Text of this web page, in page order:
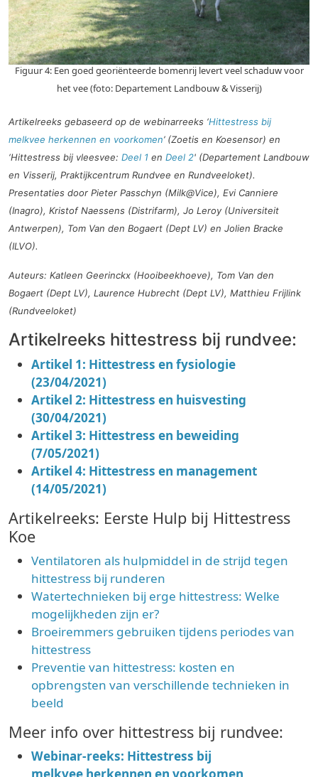
Figuur 4: Een goed georiënteerde bomenrij levert veel schaduw voor
het vee (foto: Departement Landbouw & Visserij)
Artikelreeks gebaseerd op de webinarreeks ‘Hittestress bij
melkvee herkennen en voorkomen’ (Zoetis en Koesensor) en
‘Hittestress bij vleesvee: Deel 1 en Deel 2' (Departement Landbouw
en Visserij, Praktijkcentrum Rundvee en Rundveeloket).
Presentaties door Pieter Passchyn (Milk@Vice), Evi Canniere
(Inagro), Kristof Naessens (Distrifarm), Jo Leroy (Universiteit
Antwerpen), Tom Van den Bogaert (Dept LV) en Jolien Bracke
(ILVO).
Auteurs: Katleen Geerinckx (Hooibeekhoeve), Tom Van den
Bogaert (Dept LV), Laurence Hubrecht (Dept LV), Matthieu Frijlink
(Rundveeloket)
Artikelreeks hittestress bij rundvee:
Artikel 1: Hittestress en fysiologie
(23/04/2021)
Artikel 2: Hittestress en huisvesting
(30/04/2021)
Artikel 3: Hittestress en beweiding
(7/05/2021)
Artikel 4: Hittestress en management
(14/05/2021)
Artikelreeks: Eerste Hulp bij Hittestress
Koe
Ventilatoren als hulpmiddel in de strijd tegen
hittestress bij runderen
Watertechnieken bij erge hittestress: Welke
mogelijkheden zijn er?
Broeiremmers gebruiken tijdens periodes van
hittestress
Preventie van hittestress: kosten en
opbrengsten van verschillende technieken in
beeld
Meer info over hittestress bij rundvee:
Webinar-reeks: Hittestress bij